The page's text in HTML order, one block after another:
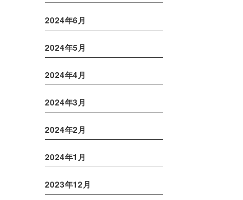
2024年6月
2024年5月
2024年4月
2024年3月
2024年2月
2024年1月
2023年12月